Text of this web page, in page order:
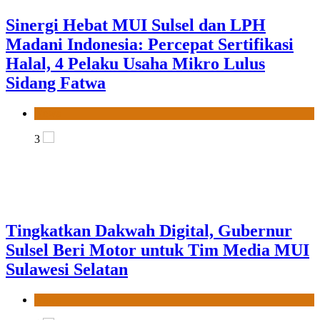
Tingkatkan Dakwah Digital, Gubernur
Sulsel Beri Motor untuk Tim Media MUI
Sulawesi Selatan
Dari Vaksin hingga Pangan Modern, MUI
Sulsel: Penetapan Halal Butuh Dalil dan
Sains